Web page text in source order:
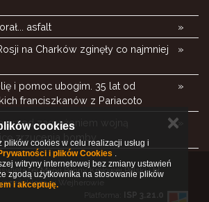
»
asfalt
»
na Charków zginęły co najmniej
»
i pomoc ubogim. 35 lat od
franciszkanów z Pariacoto
»
przed zagrożeniem wojną
zrzucenia bomby
Maryi Panny Królowej Polski i bł.
w Wejherowie
ISP 3.21.0
cookies
plików cookies w celu realizacji usług i
i plików Cookies .
witryny internetowej bez zmiany ustawień
zgodą użytkownika na stosowanie plików
i akceptuję.
✕